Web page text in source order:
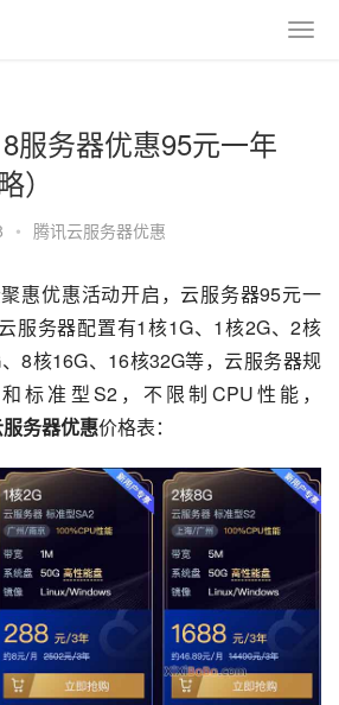
服务器优惠95元一年
）
• 腾讯云服务器优惠
惠优惠活动开启，云服务器95元一
服务器配置有1核1G、1核2G、2核
8核16G、16核32G等，云服务器规
标准型S2，不限制CPU性能，
务器优惠价格表：